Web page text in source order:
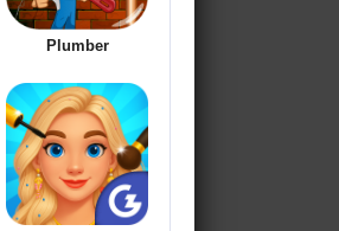
Plumber